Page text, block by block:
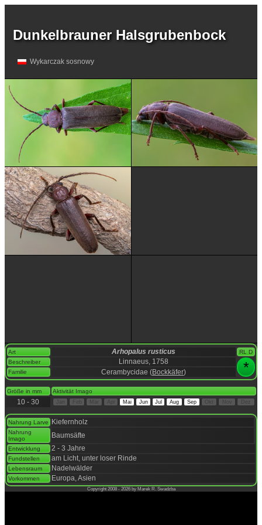
Dunkelbrauner Halsgrubenbock
Wykarczak sosnowy
Art Arhopalus rusticus
RL D
Beschreiber
Linnaeus, 1758 *
Familie Cerambycidae (Bockkäfer)
Größe in mm Aktivität Imago
10 - 30 Mai Jun Jul Aug Sep Dez
Nahrung Larve Kiefernholz
Nahrung
Imago
Baumsäfte
Entwicklung 2 - 3 Jahre
Fundstellen am Licht, unter loser Rinde
Lebensraum Nadelwälder
Vorkommen Europa, Asien
Copyright 2008 - 2026 by Marek R. Swadzba